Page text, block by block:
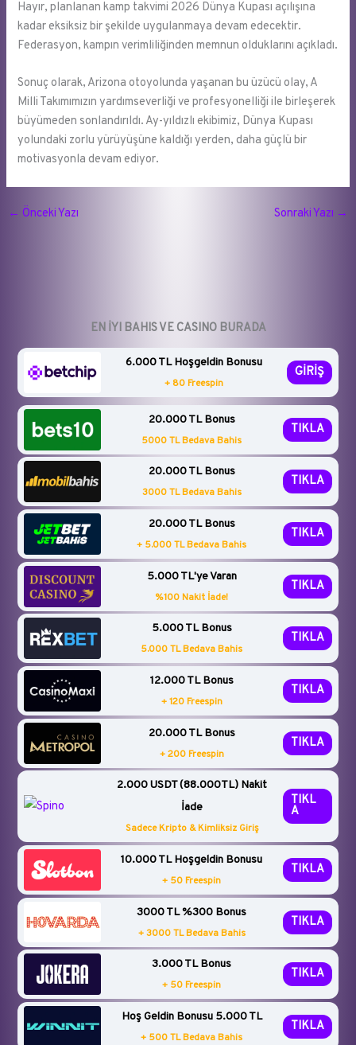
Hayır, planlanan kamp takvimi 2026 Dünya Kupası açılışına
kadar eksiksiz bir şekilde uygulanmaya devam edecektir.
Federasyon, kampın verimliliğinden memnun olduklarını açıkladı.
Sonuç olarak, Arizona otoyolunda yaşanan bu üzücü olay, A
Milli Takımımızın yardımseverliği ve profesyonelliği ile birleşerek
büyümeden sonlandırıldı. Ay-yıldızlı ekibimiz, Dünya Kupası
yolundaki zorlu yürüyüşüne kaldığı yerden, daha güçlü bir
motivasyonla devam ediyor.
← Önceki Yazı Sonraki Yazı →
EN İYI BAHIS VE CASINO BURADA
6.000 TL Hoşgeldin Bonusu
+ 80 Freespin
GİRİŞ
20.000 TL Bonus
5000 TL Bedava Bahis
TIKLA
20.000 TL Bonus
3000 TL Bedava Bahis
TIKLA
20.000 TL Bonus
+ 5.000 TL Bedava Bahis
TIKLA
5.000 TL'ye Varan
%100 Nakit İade!
TIKLA
5.000 TL Bonus
5.000 TL Bedava Bahis
TIKLA
12.000 TL Bonus
+ 120 Freespin
TIKLA
20.000 TL Bonus
+ 200 Freespin
TIKLA
2.000 USDT (88.000TL) Nakit
İade
Sadece Kripto & Kimliksiz Giriş
TIKL
A
10.000 TL Hoşgeldin Bonusu
+ 50 Freespin
TIKLA
3000 TL %300 Bonus
+ 3000 TL Bedava Bahis
TIKLA
3.000 TL Bonus
+ 50 Freespin
TIKLA
Hoş Geldin Bonusu 5.000 TL
+ 500 TL Bedava Bahis
TIKLA